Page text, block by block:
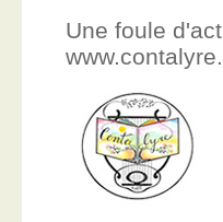
Une foule